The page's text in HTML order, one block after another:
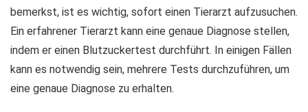
bemerkst, ist es wichtig, sofort einen Tierarzt aufzusuchen.
Ein erfahrener Tierarzt kann eine genaue Diagnose stellen,
indem er einen Blutzuckertest durchführt. In einigen Fällen
kann es notwendig sein, mehrere Tests durchzuführen, um
eine genaue Diagnose zu erhalten.